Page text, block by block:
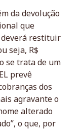
da devolução
que
deverá restituir
seja, R$
se trata de um
prevê
dos
agravante o
alterado
o que, por